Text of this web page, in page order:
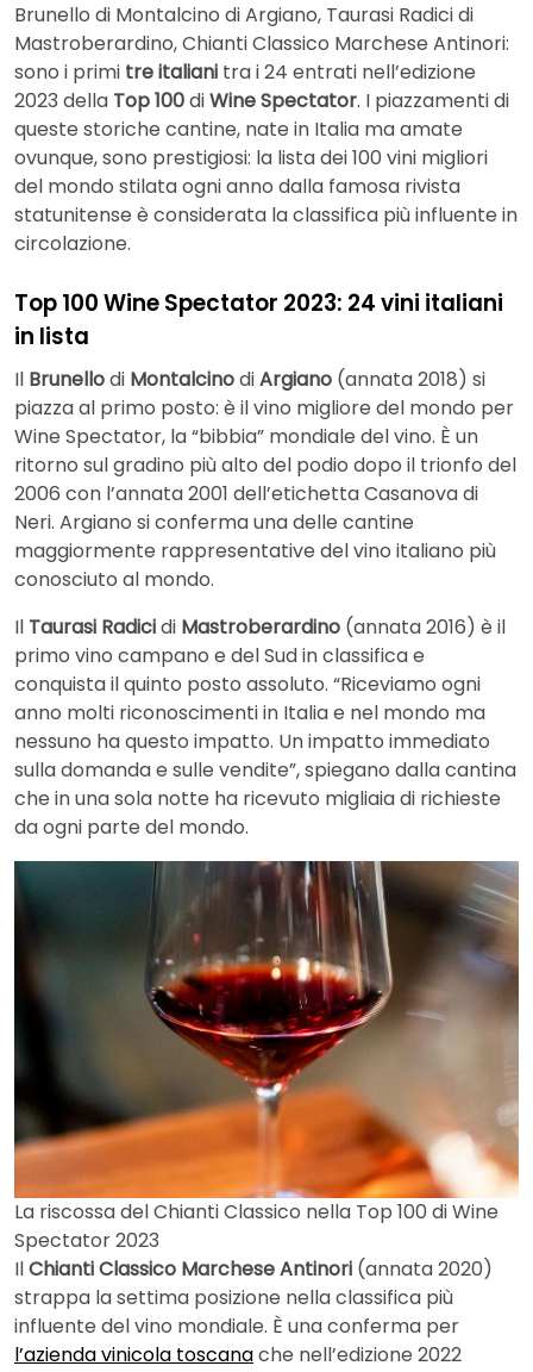
Brunello di Montalcino di Argiano, Taurasi Radici di
Mastroberardino, Chianti Classico Marchese Antinori:
sono i primi tre italiani tra i 24 entrati nell’edizione
2023 della Top 100diWine Spectator. I piazzamenti di
queste storiche cantine, nate in Italia ma amate
ovunque, sono prestigiosi: la lista dei 100 vini migliori
del mondo stilata ogni anno dalla famosa rivista
statunitense è considerata la classifica più influente in
circolazione.
Top 100 Wine Spectator 2023: 24 vini italiani
in lista
Il Brunellodi MontalcinodiArgiano (annata 2018) si
piazza al primo posto: è il vino migliore del mondo per
Wine Spectator, la “bibbia” mondiale del vino. È un
ritorno sul gradino più alto del podio dopo il trionfo del
2006 con l’annata 2001 dell’etichetta Casanova di
Neri. Argiano si conferma una delle cantine
maggiormente rappresentative del vino italiano più
conosciuto al mondo.
Il Taurasi Radicidi Mastroberardino (annata 2016) è il
primo vino campano e del Sud in classifica e
conquista il quinto posto assoluto. “Riceviamo ogni
anno molti riconoscimenti in Italia e nel mondo ma
nessuno ha questo impatto. Un impatto immediato
sulla domanda e sulle vendite”, spiegano dalla cantina
che in una sola notte ha ricevuto migliaia di richieste
da ogni parte del mondo.
La riscossa del Chianti Classico nella Top 100 di Wine
Spectator 2023
IlChianti Classico Marchese Antinori (annata 2020)
strappa la settima posizione nella classifica più
influente del vino mondiale. È una conferma per
l’azienda vinicola toscanache nell’edizione 2022